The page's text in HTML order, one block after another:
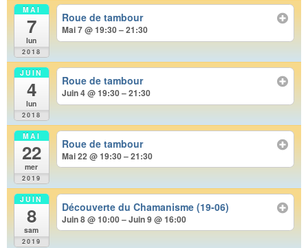
MAI
7
lun
2018
Roue de tambour
Mai 7 @ 19:30 – 21:30
JUIN
4
lun
2018
Roue de tambour
Juin 4 @ 19:30 – 21:30
MAI
22
mer
2019
Roue de tambour
Mai 22 @ 19:30 – 21:30
JUIN
8
sam
2019
Découverte du Chamanisme (19-06)
Juin 8 @ 10:00 – Juin 9 @ 16:00